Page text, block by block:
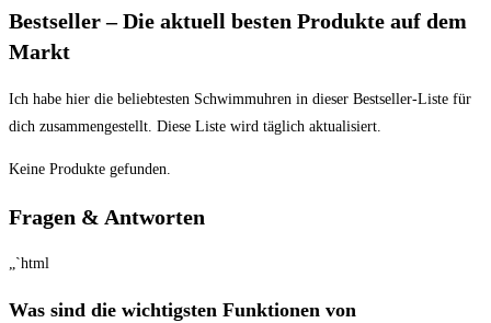
Bestseller – Die aktuell besten Produkte auf dem ​
Markt
Ich ​habe‌ hier⁢ die beliebtesten Schwimmuhren in dieser Bestseller-Liste für
dich ‌zusammengestellt.⁣ Diese Liste wird täglich aktualisiert.
Keine Produkte gefunden.
Fragen & ⁤Antworten
„`html
Was⁣ sind die wichtigsten Funktionen von